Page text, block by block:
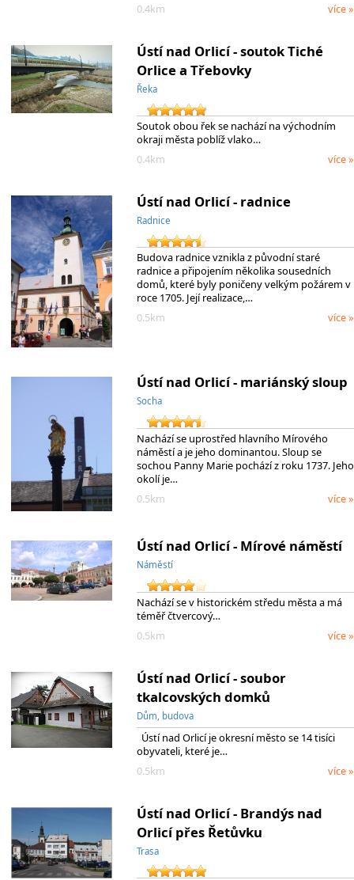
0.4km
více »
Ústí nad Orlicí - soutok Tiché
Orlice a Třebovky
Řeka
Soutok obou řek se nachází na východním
okraji města poblíž vlako…
0.4km
více »
Ústí nad Orlicí - radnice
Radnice
Budova radnice vznikla z původní staré
radnice a připojením několika sousedních
domů, které byly poničeny velkým požárem v
roce 1705. Její realizace,…
0.5km
více »
Ústí nad Orlicí - mariánský sloup
Socha
Nachází se uprostřed hlavního Mírového
náměstí a je jeho dominantou. Sloup se
sochou Panny Marie pochází z roku 1737. Jeho
okolí je…
0.5km
více »
Ústí nad Orlicí - Mírové náměstí
Náměstí
Nachází se v historickém středu města a má
téměř čtvercový…
0.5km
více »
Ústí nad Orlicí - soubor
tkalcovských domků
Dům, budova
Ústí nad Orlicí je okresní město se 14 tisíci
obyvateli, které je…
0.5km
více »
Ústí nad Orlicí - Brandýs nad
Orlicí přes Řetůvku
Trasa